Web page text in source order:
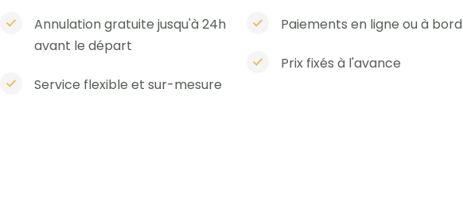
Annulation gratuite jusqu'à 24h
avant le départ
Service flexible et sur-mesure
Paiements en ligne ou à bord
Prix fixés à l'avance